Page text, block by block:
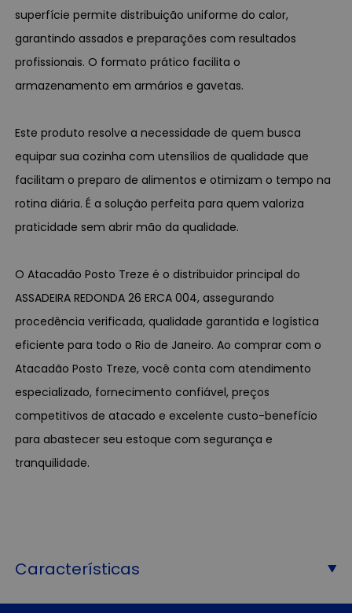
superfície permite distribuição uniforme do calor,
garantindo assados e preparações com resultados
profissionais. O formato prático facilita o
armazenamento em armários e gavetas.
Este produto resolve a necessidade de quem busca
equipar sua cozinha com utensílios de qualidade que
facilitam o preparo de alimentos e otimizam o tempo na
rotina diária. É a solução perfeita para quem valoriza
praticidade sem abrir mão da qualidade.
O Atacadão Posto Treze é o distribuidor principal do
ASSADEIRA REDONDA 26 ERCA 004, assegurando
procedência verificada, qualidade garantida e logística
eficiente para todo o Rio de Janeiro. Ao comprar com o
Atacadão Posto Treze, você conta com atendimento
especializado, fornecimento confiável, preços
competitivos de atacado e excelente custo-benefício
para abastecer seu estoque com segurança e
tranquilidade.
Características